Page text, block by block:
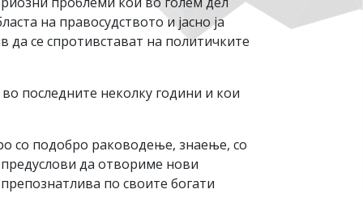
на правосудството и јасно ја
се спротивстават на политичките
последните неколку години и кои
со подобро раководење, знаење, со
да отвориме нови
по своите богати